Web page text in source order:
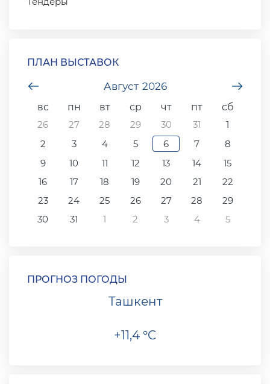
ПЛАН ВЫСТАВОК
Август 2026
вс
пн вт ср чт пт
сб
26
27 28 29 30 31
1
2
3 4 5 6 7
8
9
10 11 12 13 14
15
16
17 18 19 20 21
22
23
24 25 26 27 28
29
30
31 1 2 3 4 5
ПРОГНОЗ ПОГОДЫ
Ташкент
+11,4 °C